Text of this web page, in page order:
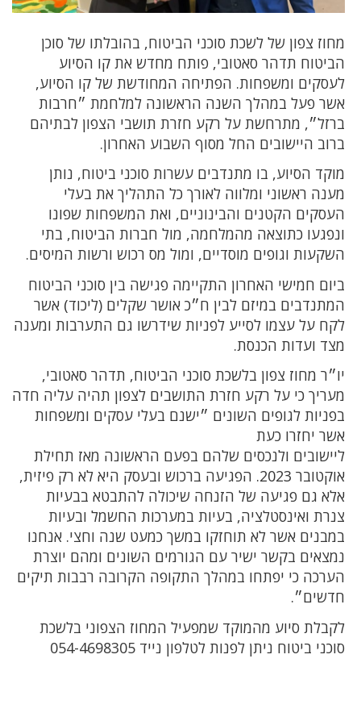
מחוז צפון של לשכת סוכני הביטוח, בהובלתו של סוכן
הביטוח תדהר סאטובי, פותח מחדש את קו הסיוע
לעסקים ומשפחות. הפתיחה המחודשת של קו הסיוע,
אשר פעל במהלך השנה הראשונה למלחמת ״חרבות
ברזל״, מתרחשת על רקע חזרת תושבי הצפון לבתיהם
ברוב היישובים החל מסוף השבוע האחרון.
מוקד הסיוע, בו מתנדבים עשרות סוכני ביטוח, נותן
מענה ראשוני ומלווה לאורך כל התהליך את בעלי
העסקים הקטנים והבינוניים, ואת המשפחות שפונו
ונפגעו כתוצאה מהמלחמה, מול חברות הביטוח, בתי
השקעות וגופים מוסדיים, ומול מס רכוש ורשות המיסים.
ביום חמישי האחרון התקיימה פגישה בין סוכני הביטוח
המתנדבים במיזם לבין ח״כ אושר שקלים (ליכוד) אשר
לקח על עצמו לסייע לפניות שידרשו גם התערבות ומענה
מצד ועדות הכנסת.
יו״ר מחוז צפון בלשכת סוכני הביטוח, תדהר סאטובי,
מעריך כי על רקע חזרת התושבים לצפון תהיה עליה חדה
בפניות לגופים השונים ״ישנם בעלי עסקים ומשפחות
אשר יחזרו כעת
ליישובים ולנכסים שלהם בפעם הראשונה מאז תחילת
אוקטובר 2023. הפגיעה ברכוש ובעסק היא לא רק פיזית,
אלא גם פגיעה של הזנחה שיכולה להתבטא בבעיות
צנרת ואינסטלציה, בעיות במערכות החשמל ובעיות
במבנים אשר לא תוחזקו במשך כמעט שנה וחצי. אנחנו
נמצאים בקשר ישיר עם הגורמים השונים ומהם יוצרת
הערכה כי יפתחו במהלך התקופה הקרובה רבבות תיקים
חדשים״.
לקבלת סיוע מהמוקד שמפעיל המחוז הצפוני בלשכת
סוכני ביטוח ניתן לפנות לטלפון נייד 054-4698305